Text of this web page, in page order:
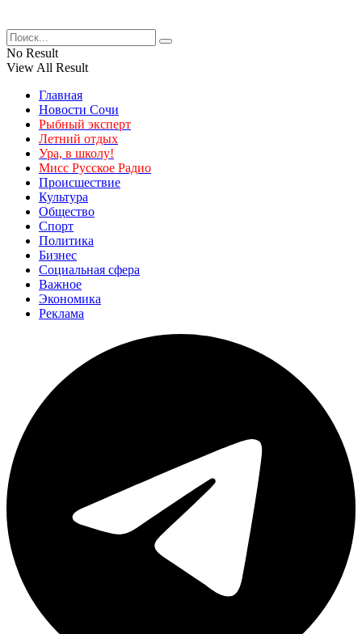
No Result
View All Result
Главная
Новости Сочи
Рыбный эксперт
Летний отдых
Ура, в школу!
Мисс Русское Радио
Происшествие
Культура
Общество
Спорт
Политика
Бизнес
Социальная сфера
Важное
Экономика
Реклама